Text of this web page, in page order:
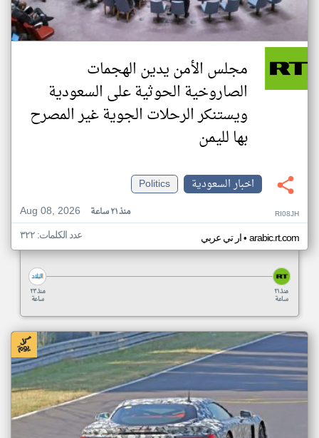
مجلس الأمن يدين الهجمات
الصاروخية الحوثية على السعودية
ويستنكر الرحلات الجوية غير المصرح
بها لليمن
اخبار السعودية
Politics
Aug 08, 2026
منذ ٢١ ساعة RI08JH
ار تي عربي• arabic.rt.com عدد الكلمات: ٣٢٢
منذ ٢٣
ساعة
منذ ٢١
ساعة